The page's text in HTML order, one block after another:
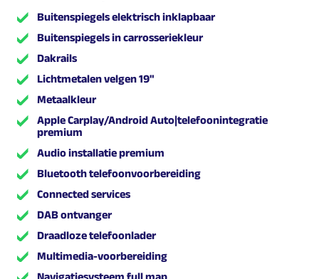
Buitenspiegels elektrisch inklapbaar
Buitenspiegels in carrosseriekleur
Dakrails
Lichtmetalen velgen 19"
Metaalkleur
Apple Carplay/Android Auto|telefoonintegratie
premium
Audio installatie premium
Bluetooth telefoonvoorbereiding
Connected services
DAB ontvanger
Draadloze telefoonlader
Multimedia-voorbereiding
Navigatiesysteem full map